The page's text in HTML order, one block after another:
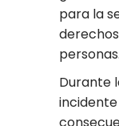
para la
personas.
Durante